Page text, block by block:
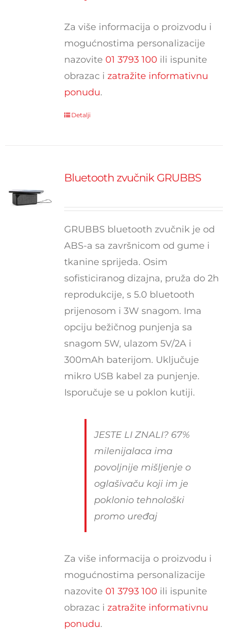
Za više informacija o proizvodu i
mogućnostima personalizacije
nazovite 01 3793 100 ili ispunite
obrazac i zatražite informativnu
ponudu.
Detalji
Bluetooth zvučnik GRUBBS
GRUBBS bluetooth zvučnik je od
ABS-a sa završnicom od gume i
tkanine sprijeda. Osim
sofisticiranog dizajna, pruža do 2h
reprodukcije, s 5.0 bluetooth
prijenosom i 3W snagom. Ima
opciju bežičnog punjenja sa
snagom 5W, ulazom 5V/2A i
300mAh baterijom. Uključuje
mikro USB kabel za punjenje.
Isporučuje se u poklon kutiji.
JESTE LI ZNALI? 67%
milenijalaca ima
povoljnije mišljenje o
oglašivaču koji im je
poklonio tehnološki
promo uređaj
Za više informacija o proizvodu i
mogućnostima personalizacije
nazovite 01 3793 100 ili ispunite
obrazac i zatražite informativnu
ponudu.